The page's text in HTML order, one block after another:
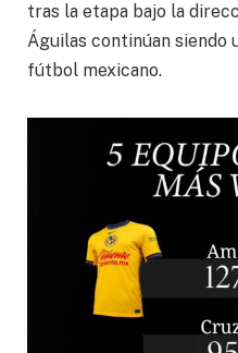
tras la etapa bajo la
Águilas continúan
fútbol mexicano.